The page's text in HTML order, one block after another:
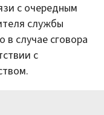
с очередным
службы
случае сговора
с